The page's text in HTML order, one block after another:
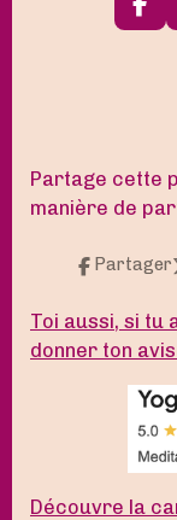
F
a
k
Partage cette
manière de
Partager
Toi aussi, si tu
donner ton
Découvre la